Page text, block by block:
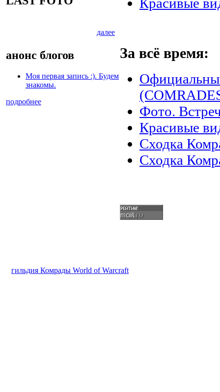
далее
анонс блогов
Моя первая запись :). Будем
знакомы.
подробнее
За всё время:
Фото.
Красивые
Сходка
Сходка
гильдия Комрады World of Warcraft